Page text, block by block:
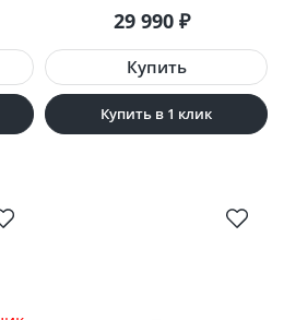
29 990 ₽
Купить в 1 клик